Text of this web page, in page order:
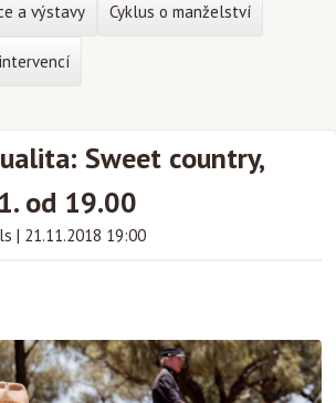
Sweet country,
od 19.00
| 21.11.2018 19:00
a výstavy Cyklus o manželství